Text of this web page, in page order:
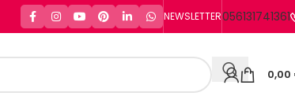
NEWSLETTER056131741361
0,00